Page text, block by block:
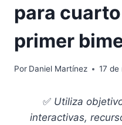
para
primer
Por Daniel Martínez 17
✅ Utiliza
interactivas,